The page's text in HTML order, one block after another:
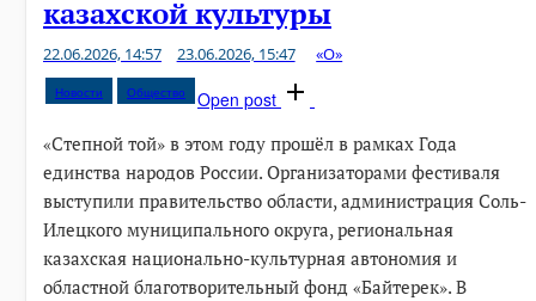
казахской культуры
22.06.2026, 14:57 23.06.2026, 15:47 «О»
Новости Общество
Open post
«Степной той» в этом году прошёл в рамках Года
единства народов России. Организаторами фестиваля
выступили правительство области, администрация Соль-
Илецкого муниципального округа, региональная
казахская национально-культурная автономия и
областной благотворительный фонд «Байтерек». В